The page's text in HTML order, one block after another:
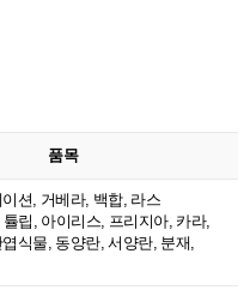
품목
션, 거베라, 백합, 라스
립, 아이리스, 프리지아, 카라,
식물, 동양란, 서양란, 분재,